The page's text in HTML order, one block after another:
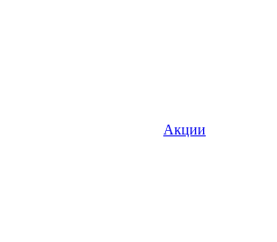
Акции